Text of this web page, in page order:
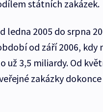
státních zakázek.
ledna 2005 do srpna
od září 2006,
už 3,5 miliardy. Od
zakázky